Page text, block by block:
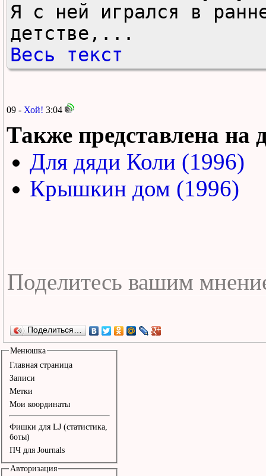
Я с ней игрался в
детстве,...
Весь текст
09 - Хой! 3:04
Также представлена на
Для дяди Коли (1996)
Крышкин дом (1996)
Поделиться…
Менюшка
Главная страница
Записи
Метки
Мои координаты
Фишки для LJ (статистика,
боты)
ПЧ для Journals
Авторизация